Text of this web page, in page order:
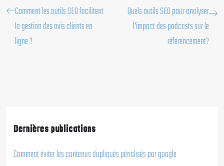
Comment les outils SEO facilitent
la gestion des avis clients en
ligne ?
Quels outils SEO pour analyser
l’impact des podcasts sur le
référencement?
Dernières publications
Comment éviter les contenus dupliqués pénalisés par google